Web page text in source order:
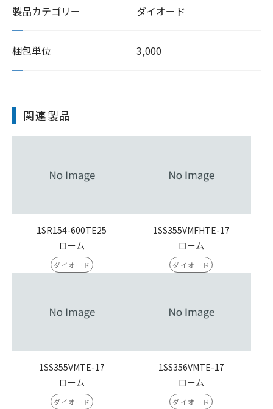
製品カテゴリー ダイオード
梱包単位 3,000
関連製品
1SR154-600TE25
ローム
ダイオード
1SS355VMFHTE-17
ローム
ダイオード
1SS355VMTE-17
ローム
ダイオード
1SS356VMTE-17
ローム
ダイオード